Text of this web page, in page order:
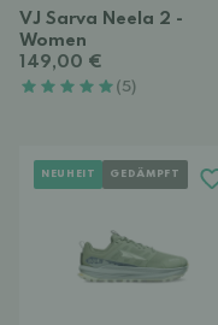
VJ Sarva Neela 2 -
Women
149,00 €
(5)
NEUHEIT GEDÄMPFT